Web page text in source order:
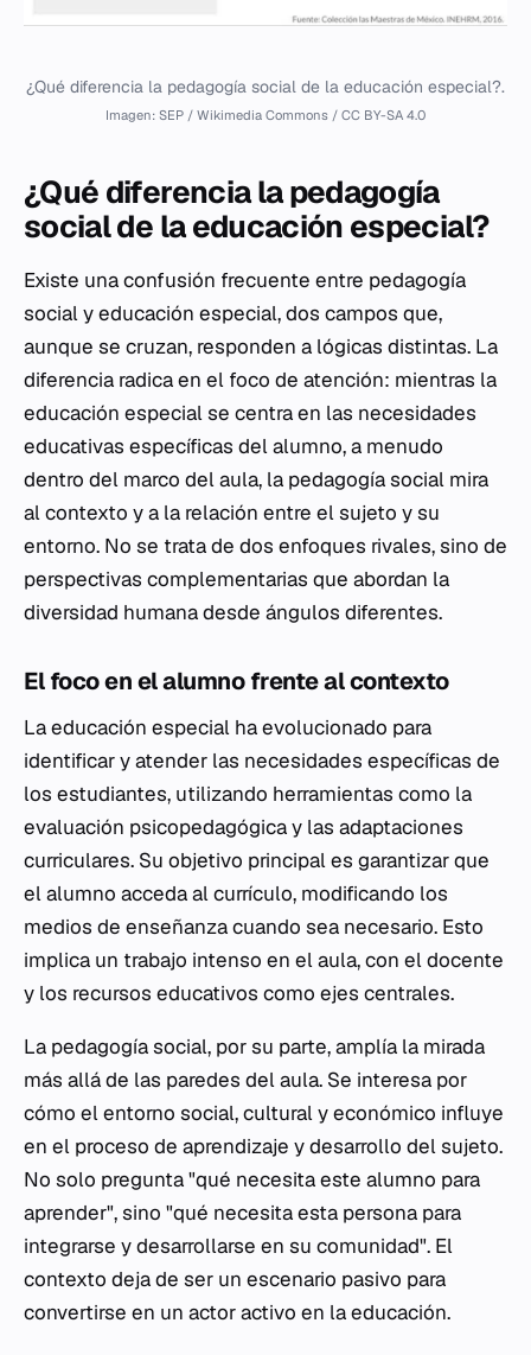
¿Qué diferencia la pedagogía social de la educación especial?.
Imagen: SEP / Wikimedia Commons / CC BY-SA 4.0
¿Qué diferencia la pedagogía
social de la educación especial?
Existe una confusión frecuente entre pedagogía
social y educación especial, dos campos que,
aunque se cruzan, responden a lógicas distintas. La
diferencia radica en el foco de atención: mientras la
educación especial se centra en las necesidades
educativas específicas del alumno, a menudo
dentro del marco del aula, la pedagogía social mira
al contexto y a la relación entre el sujeto y su
entorno. No se trata de dos enfoques rivales, sino de
perspectivas complementarias que abordan la
diversidad humana desde ángulos diferentes.
El foco en el alumno frente al contexto
La educación especial ha evolucionado para
identificar y atender las necesidades específicas de
los estudiantes, utilizando herramientas como la
evaluación psicopedagógica y las adaptaciones
curriculares. Su objetivo principal es garantizar que
el alumno acceda al currículo, modificando los
medios de enseñanza cuando sea necesario. Esto
implica un trabajo intenso en el aula, con el docente
y los recursos educativos como ejes centrales.
La pedagogía social, por su parte, amplía la mirada
más allá de las paredes del aula. Se interesa por
cómo el entorno social, cultural y económico influye
en el proceso de aprendizaje y desarrollo del sujeto.
No solo pregunta "qué necesita este alumno para
aprender", sino "qué necesita esta persona para
integrarse y desarrollarse en su comunidad". El
contexto deja de ser un escenario pasivo para
convertirse en un actor activo en la educación.